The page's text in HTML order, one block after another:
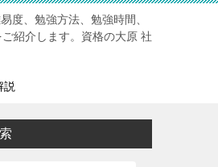
度、勉強方法、勉強時間、
紹介します。資格の大原 社
説